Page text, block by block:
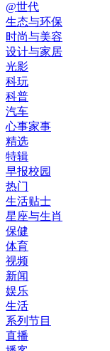
@世代
生态与环保
时尚与美容
设计与家居
光影
科玩
科普
汽车
心事家事
精选
特辑
早报校园
热门
生活贴士
星座与生肖
保健
体育
视频
新闻
娱乐
生活
系列节目
直播